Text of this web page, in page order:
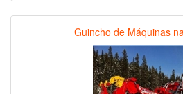
Guincho de Máquinas